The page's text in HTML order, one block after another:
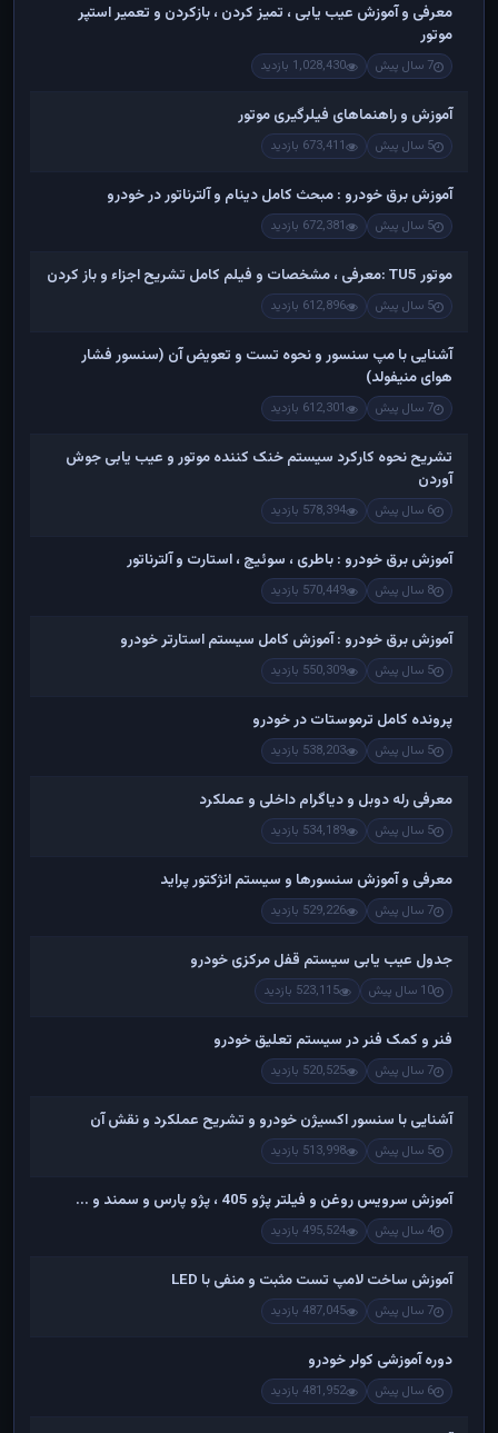
معرفی و آموزش عیب یابی ، تمیز کردن ، بازکردن و تعمیر استپر
موتور
7 سال پیش 1,028,430 بازدید
آموزش و راهنماهای فیلرگیری موتور
5 سال پیش 673,411 بازدید
آموزش برق خودرو : مبحث کامل دینام و آلترناتور در خودرو
5 سال پیش 672,381 بازدید
موتور TU5 :معرفی ، مشخصات و فیلم کامل تشریح اجزاء و باز کردن
5 سال پیش 612,896 بازدید
آشنایی با مپ سنسور و نحوه تست و تعویض آن (سنسور فشار
هوای منیفولد)
7 سال پیش 612,301 بازدید
تشریح نحوه کارکرد سیستم خنک کننده موتور و عیب یابی جوش
آوردن
6 سال پیش 578,394 بازدید
آموزش برق خودرو : باطری ، سوئیچ ، استارت و آلترناتور
8 سال پیش 570,449 بازدید
آموزش برق خودرو : آموزش کامل سیستم استارتر خودرو
5 سال پیش 550,309 بازدید
پرونده کامل ترموستات در خودرو
5 سال پیش 538,203 بازدید
معرفی رله دوبل و دیاگرام داخلی و عملکرد
5 سال پیش 534,189 بازدید
معرفی و آموزش سنسورها و سیستم انژکتور پراید
7 سال پیش 529,226 بازدید
جدول عیب یابی سیستم قفل مرکزی خودرو
10 سال پیش 523,115 بازدید
فنر و کمک فنر در سیستم تعلیق خودرو
7 سال پیش 520,525 بازدید
آشنایی با سنسور اکسیژن خودرو و تشریح عملکرد و نقش آن
5 سال پیش 513,998 بازدید
آموزش سرویس روغن و فیلتر پژو 405 ، پژو پارس و سمند و ...
4 سال پیش 495,524 بازدید
آموزش ساخت لامپ تست مثبت و منفی با LED
7 سال پیش 487,045 بازدید
دوره آموزشی کولر خودرو
6 سال پیش 481,952 بازدید